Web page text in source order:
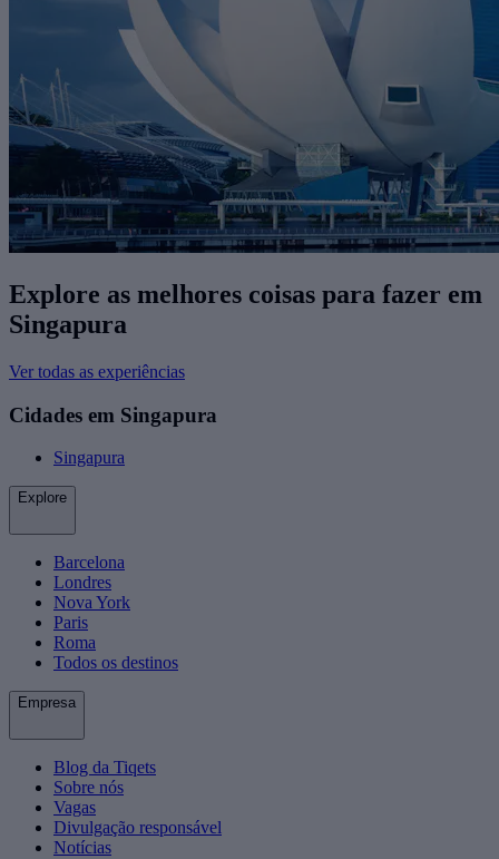
Explore as melhores coisas para fazer ​em
Singapura
Ver todas as experiências
Cidades em Singapura
Singapura
Explore
Barcelona
Londres
Nova York
Paris
Roma
Todos os destinos
Empresa
Blog da Tiqets
Sobre nós
Vagas
Divulgação responsável
Notícias